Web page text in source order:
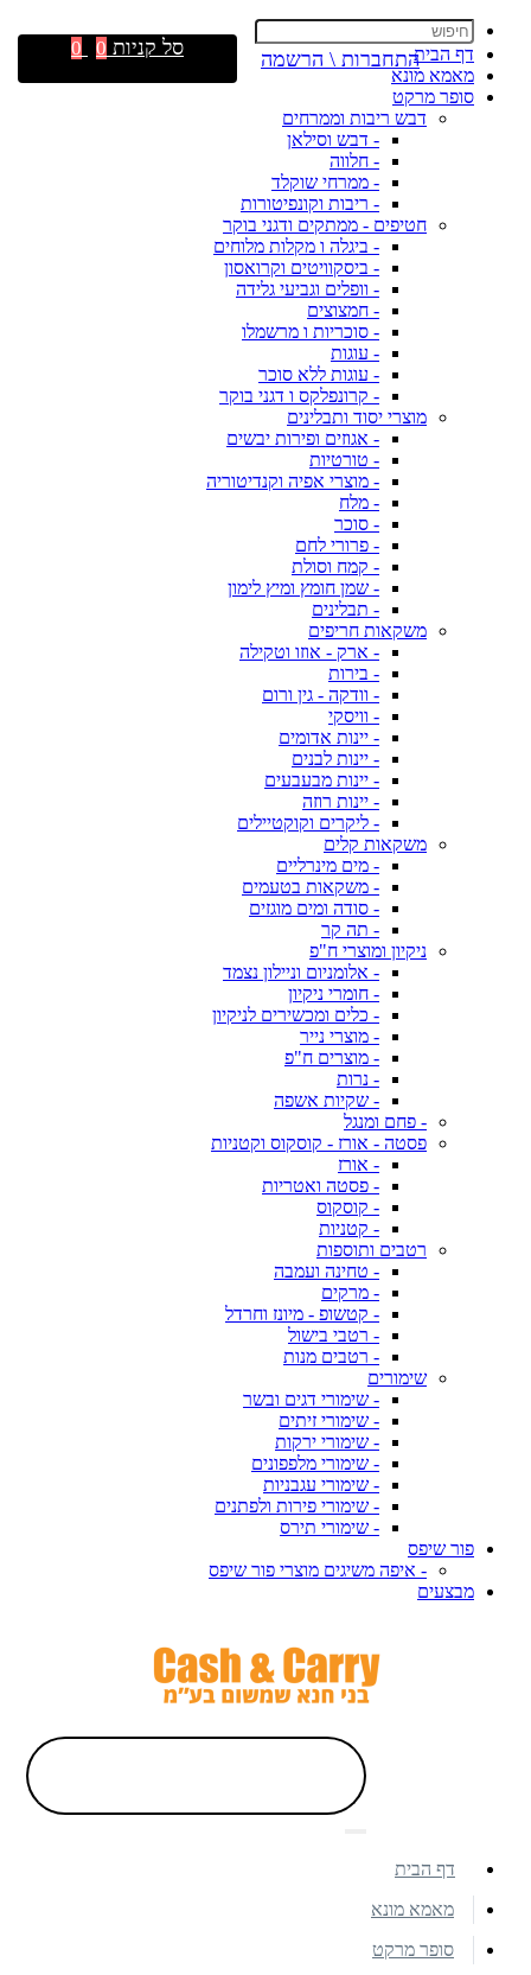
דף הבית
מאמא מונא
סופר מרקט
דבש ריבות וממרחים
- דבש וסילאן
- חלווה
- ממרחי שוקלד
- ריבות וקונפיטורות
חטיפים - ממתקים ודגני בוקר
- ביגלה ו מקלות מלוחים
- ביסקוויטים וקרואסון
- וופלים וגביעי גלידה
- חמצוצים
- סוכריות ו מרשמלו
- עוגות
- עוגות ללא סוכר
- קרונפלקס ו דגני בוקר
מוצרי יסוד ותבלינים
- אגוזים ופירות יבשים
- טורטיות
- מוצרי אפיה וקנדיטוריה
- מלח
- סוכר
- פרורי לחם
- קמח וסולת
- שמן חומץ ומיץ לימון
- תבלינים
משקאות חריפים
- ארק - אוזו וטקילה
- בירות
- וודקה - גין ורום
- וויסקי
- יינות אדומים
- יינות לבנים
- יינות מבעבעים
- יינות רוזה
- ליקרים וקוקטיילים
משקאות קלים
- מים מינרליים
- משקאות בטעמים
- סודה ומים מוגזים
- תה קר
ניקיון ומוצרי ח"פ
- אלומניום וניילון נצמד
- חומרי ניקיון
- כלים ומכשירים לניקיון
- מוצרי נייר
- מוצרים ח"פ
- נרות
- שקיות אשפה
- פחם ומנגל
פסטה - אורז - קוסקוס וקטניות
- אורז
- פסטה ואטריות
- קוסקוס
- קטניות
רטבים ותוספות
- טחינה ועמבה
- מרקים
- קטשופ - מיונז וחרדל
- רטבי בישול
- רטבים מנות
שימורים
- שימורי דגים ובשר
- שימורי זיתים
- שימורי ירקות
- שימורי מלפפונים
- שימורי עגבניות
- שימורי פירות ולפתנים
- שימורי תירס
פור שיפס
- איפה משיגים מוצרי פור שיפס
מבצעים
התחברות \ הרשמה סל קניות 0
0
דף הבית
מאמא מונא
סופר מרקט